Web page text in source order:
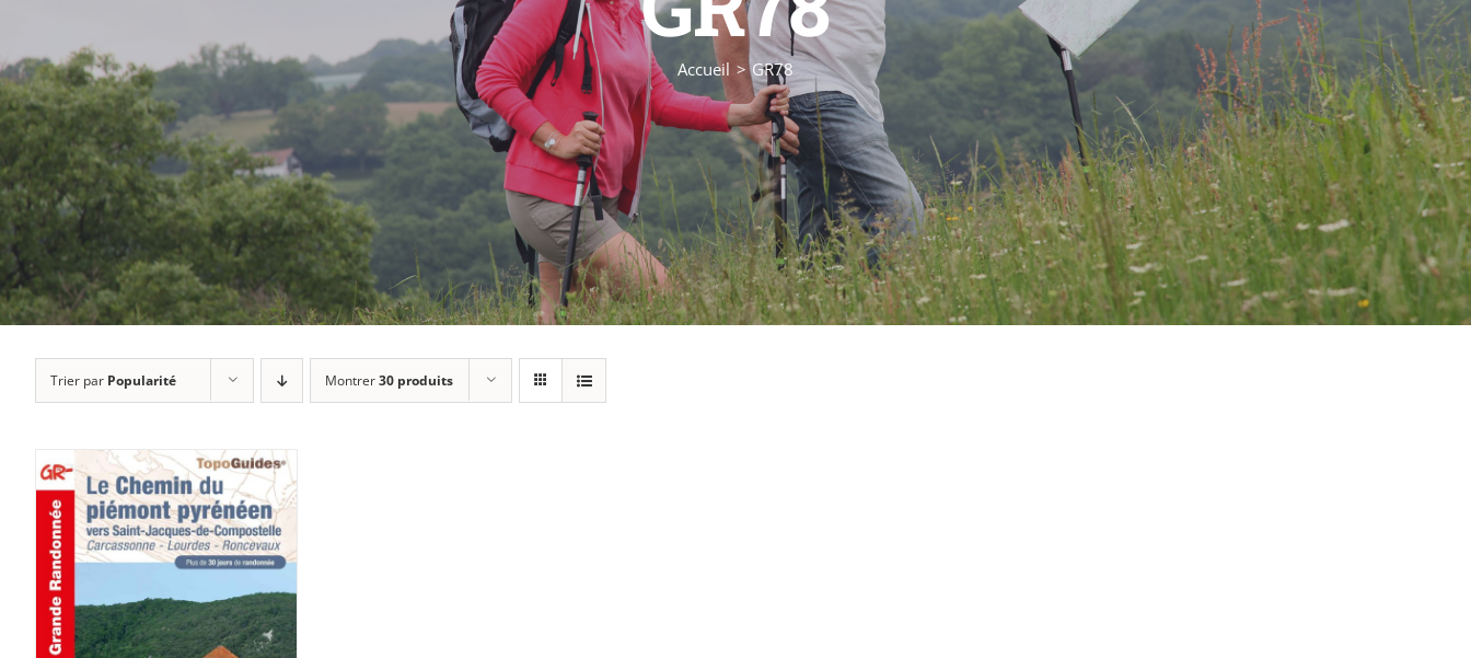
Accueil GR78
Trier par Popularité Montrer30 produits
AJOUTER AU PANIER
/